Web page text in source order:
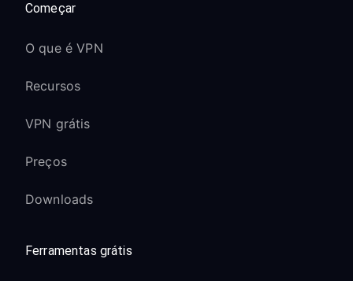
Começar
O que é VPN
Recursos
VPN grátis
Preços
Downloads
Ferramentas grátis